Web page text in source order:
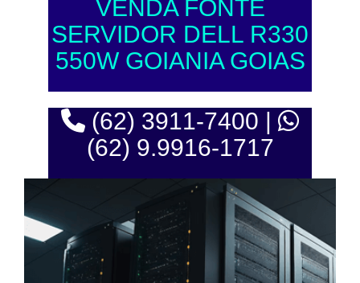
VENDA FONTE
SERVIDOR DELL R330
550W GOIANIA GOIAS
(62) 3911-7400 |
(62) 9.9916-1717